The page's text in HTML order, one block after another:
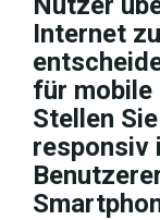
Internet
für
Stellen
responsiv